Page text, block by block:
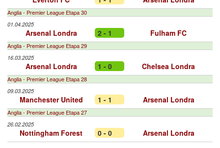
Anglia - Premier League Etapa 30
01.04.2025
Arsenal Londra 2 - 1 Fulham FC
Anglia - Premier League Etapa 29
16.03.2025
Arsenal Londra 1 - 0 Chelsea Londra
Anglia - Premier League Etapa 28
09.03.2025
Manchester United 1 - 1 Arsenal Londra
Anglia - Premier League Etapa 27
26.02.2025
Nottingham Forest 0 - 0 Arsenal Londra